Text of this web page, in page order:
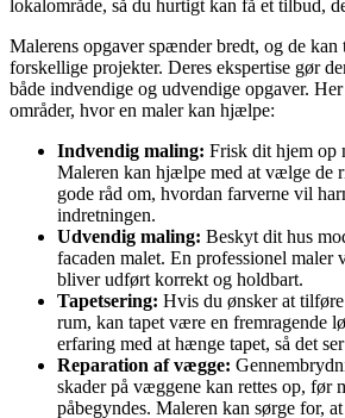
lokalområde, så du hurtigt kan få et tilbud,
Malerens opgaver spænder bredt, og de kan
forskellige projekter. Deres ekspertise gør
både indvendige og udvendige opgaver.
områder, hvor en maler kan hjælpe:
Indvendig maling: Frisk dit hjem op
Maleren kan hjælpe med at vælge de
gode råd om, hvordan farverne vil
indretningen.
Udvendig maling: Beskyt dit hus
facaden malet. En professionel maler
bliver udført korrekt og holdbart.
Tapetsering: Hvis du ønsker at
rum, kan tapet være en fremragende
erfaring med at hænge tapet, så det
Reparation af vægge:
skader på væggene kan rettes op, før
påbegyndes. Maleren kan sørge for,